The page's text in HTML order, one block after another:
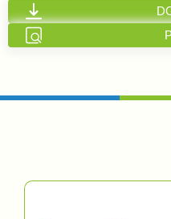
Nosotros
Transparencia
Participa